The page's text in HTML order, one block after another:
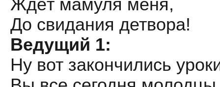
Ждёт мамуля меня,
До свидания детвора!
Ведущий 1:
Ну вот закончились